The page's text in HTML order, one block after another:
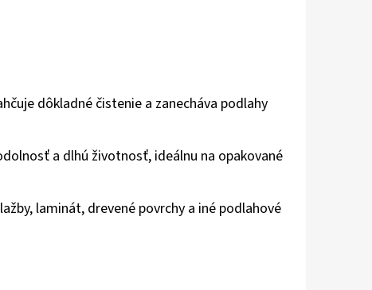
dôkladné čistenie a zanecháva podlahy
a dlhú životnosť, ideálnu na opakované
laminát, drevené povrchy a iné podlahové